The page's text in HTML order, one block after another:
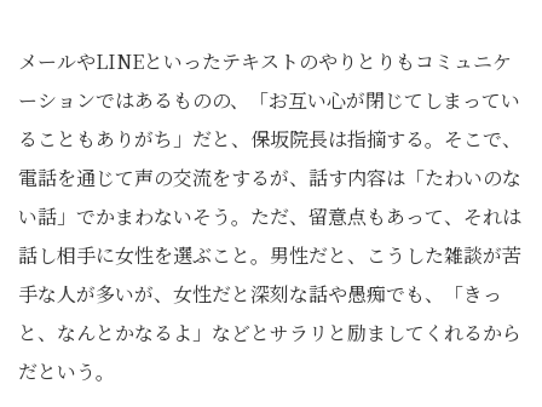
メールやLINEといったテキストのやりとりもコミュニケ
ーションではあるものの、「お互い心が閉じてしまってい
ることもありがち」だと、保坂院長は指摘する。そこで、
電話を通じて声の交流をするが、話す内容は「たわいのな
い話」でかまわないそう。ただ、留意点もあって、それは
話し相手に女性を選ぶこと。男性だと、こうした雑談が苦
手な人が多いが、女性だと深刻な話や愚痴でも、「きっ
と、なんとかなるよ」などとサラリと励ましてくれるから
だという。